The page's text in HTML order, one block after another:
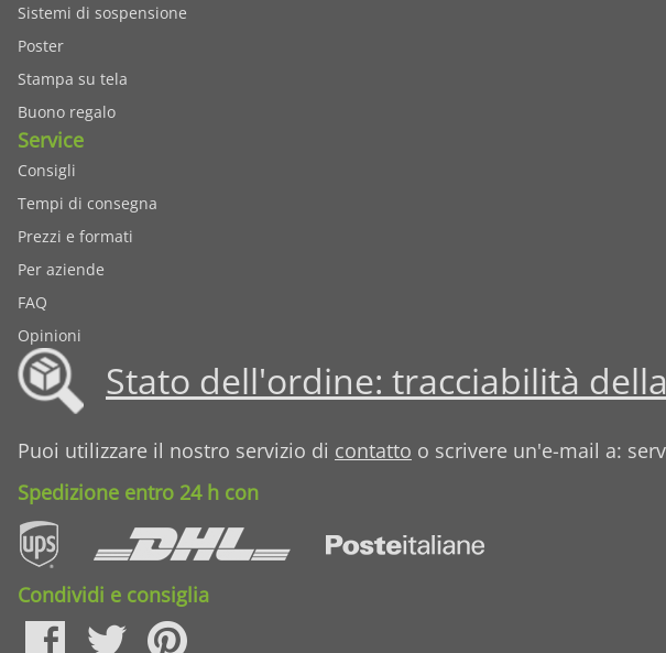
Sistemi di sospensione
Poster
Stampa su tela
Buono regalo
Service
Consigli
Tempi di consegna
Prezzi e formati
Per aziende
FAQ
Opinioni
Stato dell'ordine: tracciabilità
Puoi utilizzare il nostro servizio di contatto o scrivere un'e-mail a:
Spedizione entro 24 h con
Condividi e consiglia